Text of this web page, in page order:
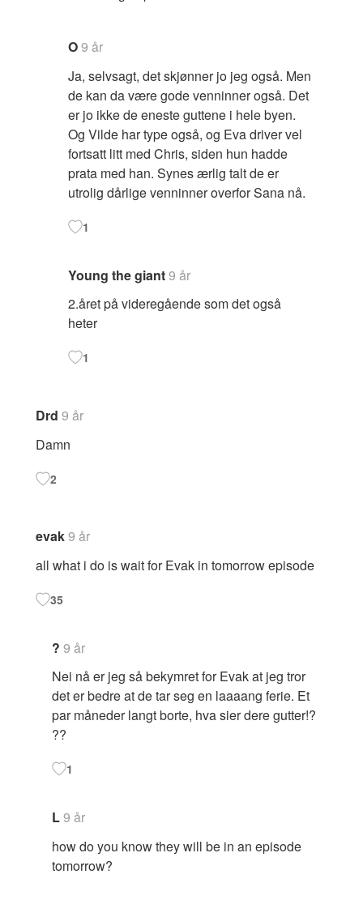
O9 år
Ja, selvsagt, det skjønner jo jeg også. Men
de kan da være gode venninner også. Det
er jo ikke de eneste guttene i hele byen.
Og Vilde har type også, og Eva driver vel
fortsatt litt med Chris, siden hun hadde
prata med han. Synes ærlig talt de er
utrolig dårlige venninner overfor Sana nå.
1
Young the giant9 år
2.året på videregående som det også
heter
1
Drd 9 år
Damn
2
evak9 år
all what i do is wait for Evak in tomorrow episode
35
? 9 år
Nei nå er jeg så bekymret for Evak at jeg tror
det er bedre at de tar seg en laaaang ferie. Et
par måneder langt borte, hva sier dere gutter!?
??
1
L9 år
how do you know they will be in an episode
tomorrow?